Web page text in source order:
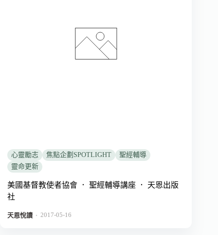
心靈勵志 焦點企劃SPOTLIGHT
聖經輔導
靈命更新
美國基督教使者協會 ． 聖經輔導講座 ． 天恩出版
社
天恩悅讀 ． 2017-05-16